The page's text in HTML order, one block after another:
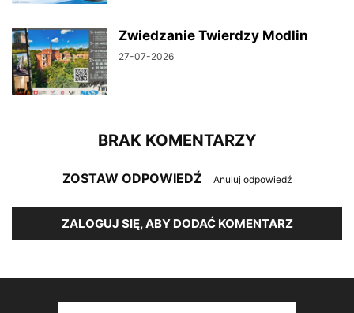
Zwiedzanie Twierdzy Modlin
27-07-2026
BRAK KOMENTARZY
ZOSTAW ODPOWIEDŹ Anuluj odpowiedź
ZALOGUJ SIĘ, ABY DODAĆ KOMENTARZ